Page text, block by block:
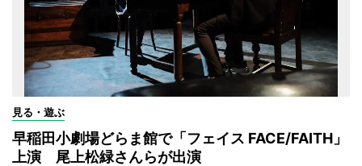
見る・遊ぶ
早稲田小劇場どらま館で「フェイス FACE/FAITH」
上演 尾上松緑さんらが出演